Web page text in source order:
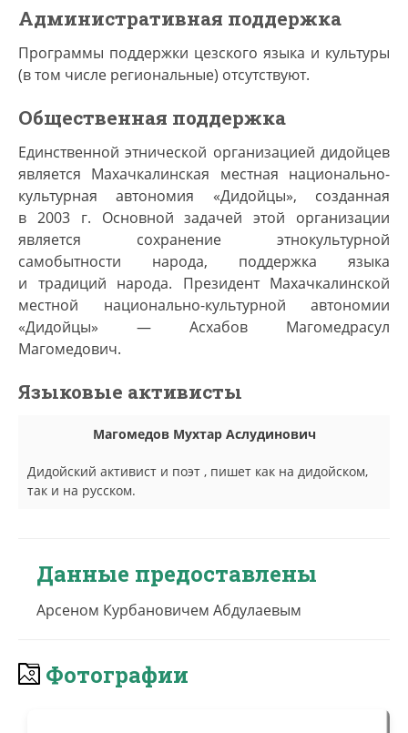
Административная поддержка
Программы поддержки цезского языка и культуры
(в том числе региональные) отсутствуют.
Общественная поддержка
Единственной этнической организацией дидойцев
является Махачкалинская местная национально-
культурная автономия «Дидойцы», созданная
в 2003 г. Основной задачей этой организации
является сохранение этнокультурной
самобытности народа, поддержка языка
и традиций народа. Президент Махачкалинской
местной национально-культурной автономии
«Дидойцы» — Асхабов Магомедрасул
Магомедович.
Языковые активисты
Магомедов Мухтар Аслудинович
Дидойский активист и поэт , пишет как на дидойском,
так и на русском.
Данные предоставлены
Арсеном Курбановичем Абдулаевым
Фотографии